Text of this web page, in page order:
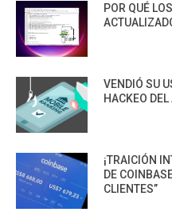
POR QUÉ
VENDIÓ SU
HACKEO
¡TRAICIÓN
DE
CLIENTES”